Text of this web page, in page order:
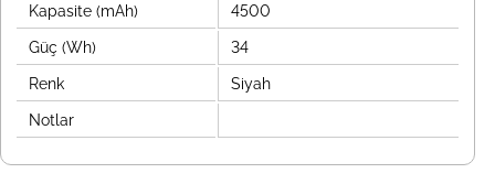
Kapasite (mAh) 4500
Güç (Wh) 34
Renk Siyah
Notlar